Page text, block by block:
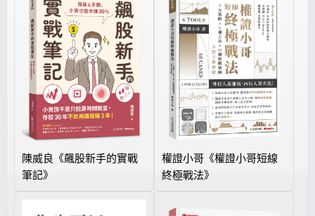
陳威良《飆股新手的實戰
筆記》
權證小哥《權證小哥短線
終極戰法》